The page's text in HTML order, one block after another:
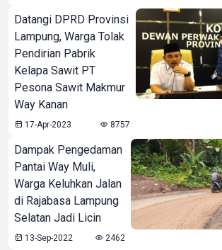
Datangi DPRD Provinsi
Lampung, Warga Tolak
Pendirian Pabrik
Kelapa Sawit PT
Pesona Sawit Makmur
Way Kanan
17-Apr-2023 8757
Dampak Pengedaman
Pantai Way Muli,
Warga Keluhkan Jalan
di Rajabasa Lampung
Selatan Jadi Licin
13-Sep-2022 2462